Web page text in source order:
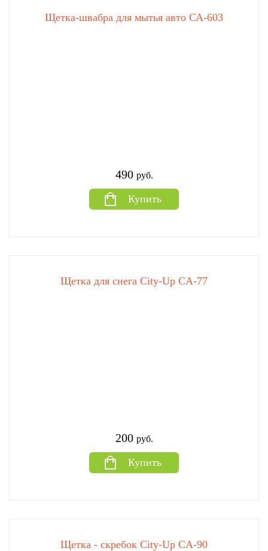
Щетка-швабра для мытья авто СА-603
490 руб.
Купить
Щетка для снега City-Up CA-77
200 руб.
Купить
Щетка - скребок City-Up CA-90